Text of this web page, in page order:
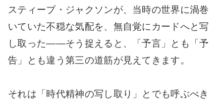
スティーブ・ジャクソンが、当時の世界に渦巻
いていた不穏な気配を、無自覚にカードへと写
し取った――そう捉えると、「予言」とも「予
告」とも違う第三の道筋が見えてきます。
それは「時代精神の写し取り」とでも呼ぶべき